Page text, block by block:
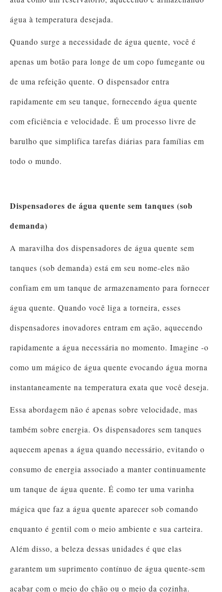
água à temperatura desejada.
Quando surge a necessidade de água quente, você é
apenas um botão para longe de um copo fumegante ou
de uma refeição quente. O dispensador entra
rapidamente em seu tanque, fornecendo água quente
com eficiência e velocidade. É um processo livre de
barulho que simplifica tarefas diárias para famílias em
todo o mundo.
Dispensadores de água quente sem tanques (sob
demanda)
A maravilha dos dispensadores de água quente sem
tanques (sob demanda) está em seu nome-eles não
confiam em um tanque de armazenamento para fornecer
água quente. Quando você liga a torneira, esses
dispensadores inovadores entram em ação, aquecendo
rapidamente a água necessária no momento. Imagine -o
como um mágico de água quente evocando água morna
instantaneamente na temperatura exata que você deseja.
Essa abordagem não é apenas sobre velocidade, mas
também sobre energia. Os dispensadores sem tanques
aquecem apenas a água quando necessário, evitando o
consumo de energia associado a manter continuamente
um tanque de água quente. É como ter uma varinha
mágica que faz a água quente aparecer sob comando
enquanto é gentil com o meio ambiente e sua carteira.
Além disso, a beleza dessas unidades é que elas
garantem um suprimento contínuo de água quente-sem
acabar com o meio do chão ou o meio da cozinha.